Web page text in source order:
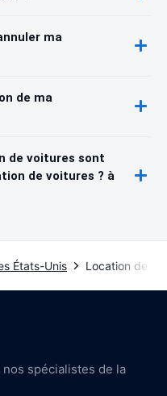
ma
de ma
de voitures sont
de voitures ? à
États-Unis Location de
spécialistes de la